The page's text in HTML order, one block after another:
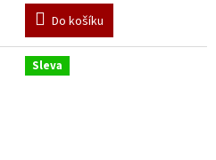
Do košíku
Sleva